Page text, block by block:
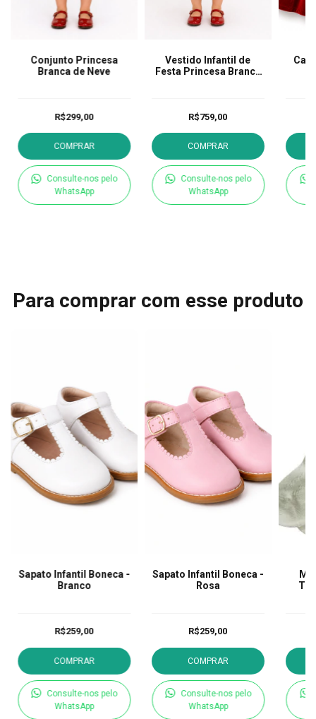
Conjunto Princesa
Branca de Neve
R$299,00
COMPRAR
Consulte-nos pelo
WhatsApp
Vestido Infantil de
Festa Princesa Branca
R$759,00
COMPRAR
Consulte-nos pelo
WhatsApp
Para comprar com esse produto
Sapato Infantil Boneca -
Branco
R$259,00
COMPRAR
Consulte-nos pelo
WhatsApp
Sapato Infantil Boneca -
Rosa
R$259,00
COMPRAR
Consulte-nos pelo
WhatsApp